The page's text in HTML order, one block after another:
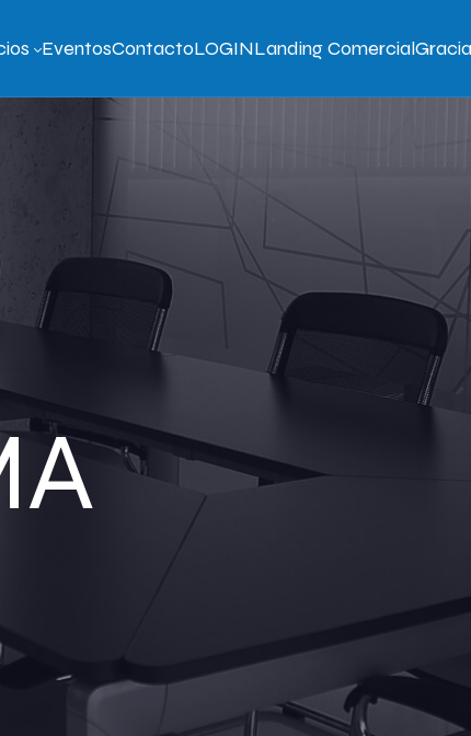
EventosContactoLOGINLanding Comercial